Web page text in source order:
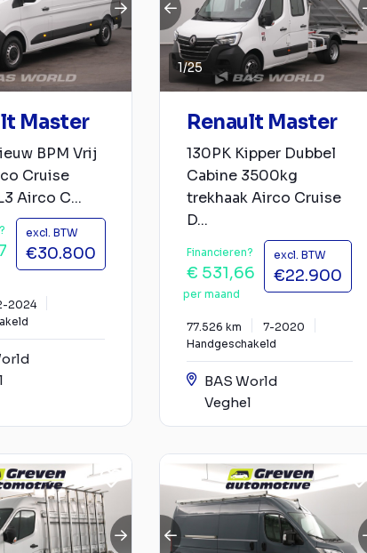
Master
BPM Vrij
Cruise
Airco C...
excl. BTW
€30.800
2024
1/25
Renault Master
130PK Kipper Dubbel
Cabine 3500kg
trekhaak Airco Cruise
D...
Financieren?
€ 531,66
per maand
excl. BTW
€22.900
77.526 km
7-2020
Handgeschakeld
BAS World
Veghel